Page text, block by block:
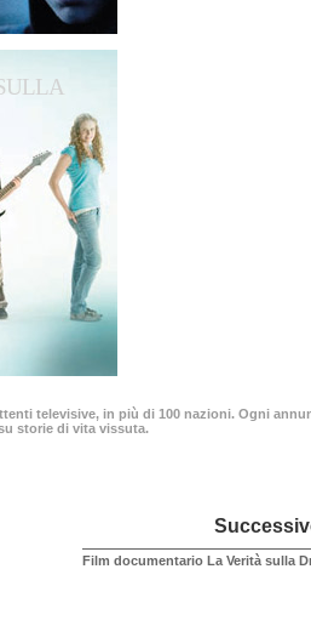
televisive, in più di 100 nazioni. Ogni
storie di vita vissuta.
Film documentario La Verità sulla